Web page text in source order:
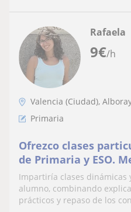
9€/h
Rafaela
Valencia (Ciudad),
Primaria
Ofrezco clases
de Primaria y ESO.
cada niño para
Impartiría clases dinámicas
alumno, combinando
prácticos y repaso de los